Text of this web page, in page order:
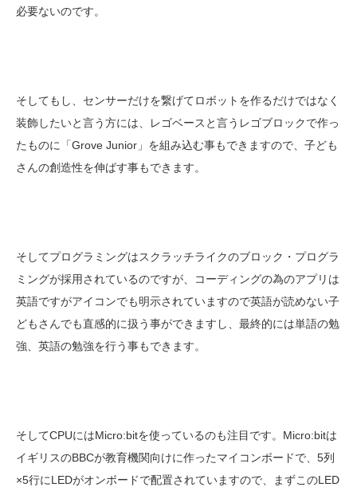
必要ないのです。
そしてもし、センサーだけを繋げてロボットを作るだけではなく
装飾したいと言う方には、レゴベースと言うレゴブロックで作っ
たものに「Grove Junior」を組み込む事もできますので、子ども
さんの創造性を伸ばす事もできます。
そしてプログラミングはスクラッチライクのブロック・プログラ
ミングが採用されているのですが、コーディングの為のアプリは
英語ですがアイコンでも明示されていますので英語が読めない子
どもさんでも直感的に扱う事ができますし、最終的には単語の勉
強、英語の勉強を行う事もできます。
そしてCPUにはMicro:bitを使っているのも注目です。Micro:bitは
イギリスのBBCが教育機関向けに作ったマイコンボードで、5列
×5行にLEDがオンボードで配置されていますので、まずこのLED